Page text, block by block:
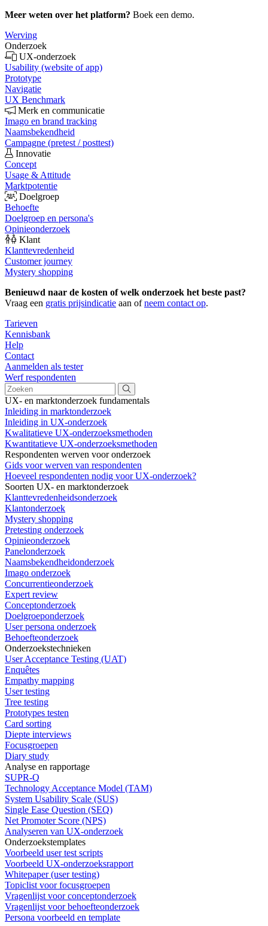
Meer weten over het platform? Boek een demo.
Werving
Onderzoek
UX-onderzoek
Usability (website of app)
Prototype
Navigatie
UX Benchmark
Merk en communicatie
Imago en brand tracking
Naamsbekendheid
Campagne (pretest / posttest)
Innovatie
Concept
Usage & Attitude
Marktpotentie
Doelgroep
Behoefte
Doelgroep en persona's
Opinieonderzoek
Klant
Klanttevredenheid
Customer journey
Mystery shopping
Benieuwd naar de kosten of welk onderzoek het beste past?
Vraag een gratis prijsindicatie aan ofneem contact op.
Tarieven
Kennisbank
Help
Contact
Aanmelden als tester
Werf respondenten
UX- en marktonderzoek fundamentals
Inleiding in marktonderzoek
Inleiding in UX-onderzoek
Kwalitatieve UX-onderzoeksmethoden
Kwantitatieve UX-onderzoeksmethoden
Respondenten werven voor onderzoek
Gids voor werven van respondenten
Hoeveel respondenten nodig voor UX-onderzoek?
Soorten UX- en marktonderzoek
Klanttevredenheidsonderzoek
Klantonderzoek
Mystery shopping
Pretesting onderzoek
Opinieonderzoek
Panelonderzoek
Naamsbekendheidonderzoek
Imago onderzoek
Concurrentieonderzoek
Expert review
Conceptonderzoek
Doelgroeponderzoek
User persona onderzoek
Behoefteonderzoek
Onderzoekstechnieken
User Acceptance Testing (UAT)
Enquêtes
Empathy mapping
User testing
Tree testing
Prototypes testen
Card sorting
Diepte interviews
Focusgroepen
Diary study
Analyse en rapportage
SUPR-Q
Technology Acceptance Model (TAM)
System Usability Scale (SUS)
Single Ease Question (SEQ)
Net Promoter Score (NPS)
Analyseren van UX-onderzoek
Onderzoekstemplates
Voorbeeld user test scripts
Voorbeeld UX-onderzoeksrapport
Whitepaper (user testing)
Topiclist voor focusgroepen
Vragenlijst voor conceptonderzoek
Vragenlijst voor behoefteonderzoek
Persona voorbeeld en template